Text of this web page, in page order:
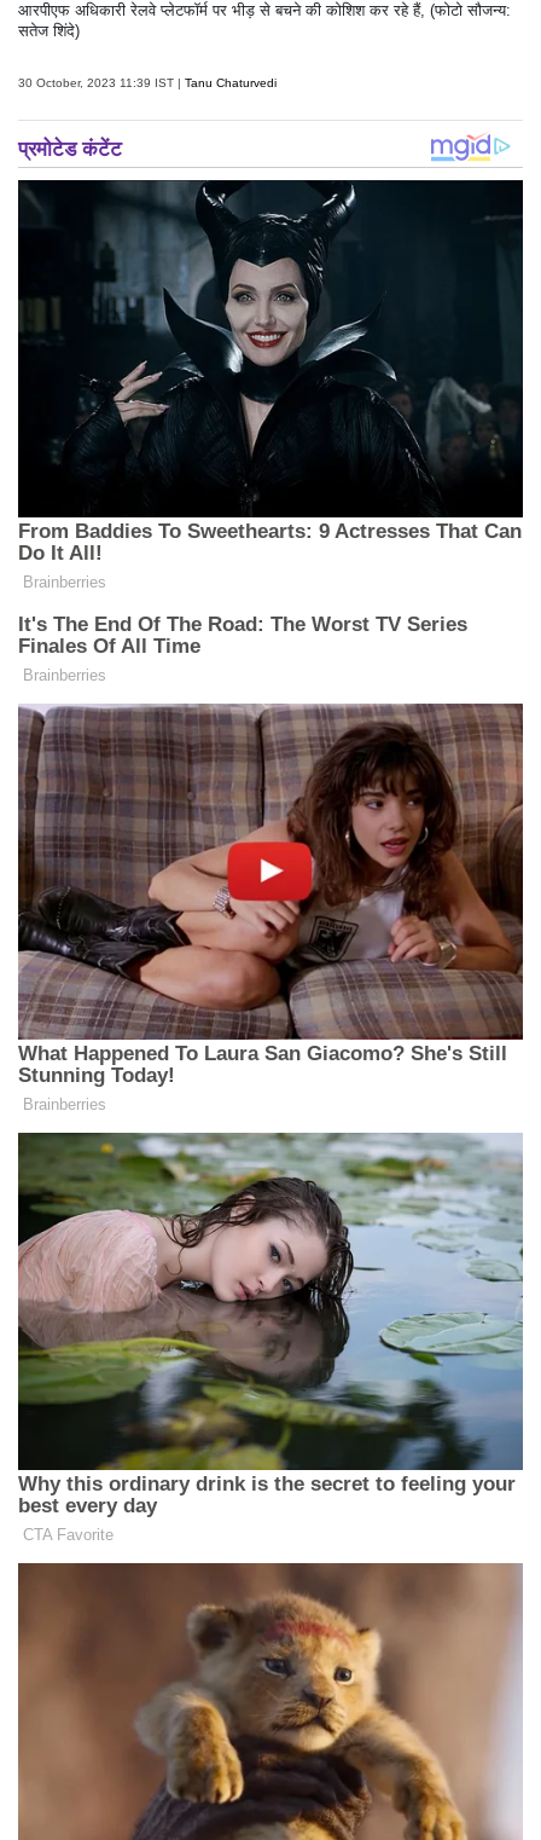
आरपीएफ अधिकारी रेलवे प्लेटफॉर्म पर भीड़ से बचने की कोशिश कर रहे हैं, (फोटो सौजन्य:
सतेज शिंदे)
30 October, 2023 11:39 IST | Tanu Chaturvedi